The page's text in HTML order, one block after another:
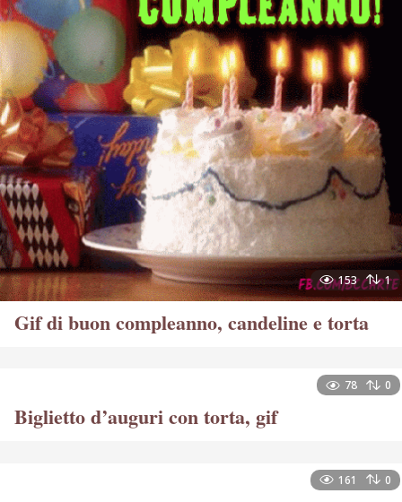
153 1
Gif di buon compleanno, candeline e torta
78 0
Biglietto d’auguri con torta, gif
161 0